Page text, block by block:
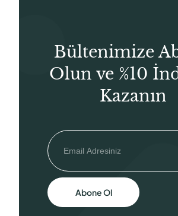
Bültenimize
Olun ve %10
Kazanın
Abone Ol